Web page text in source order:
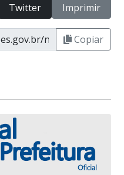
Twitter Imprimir
Copiar